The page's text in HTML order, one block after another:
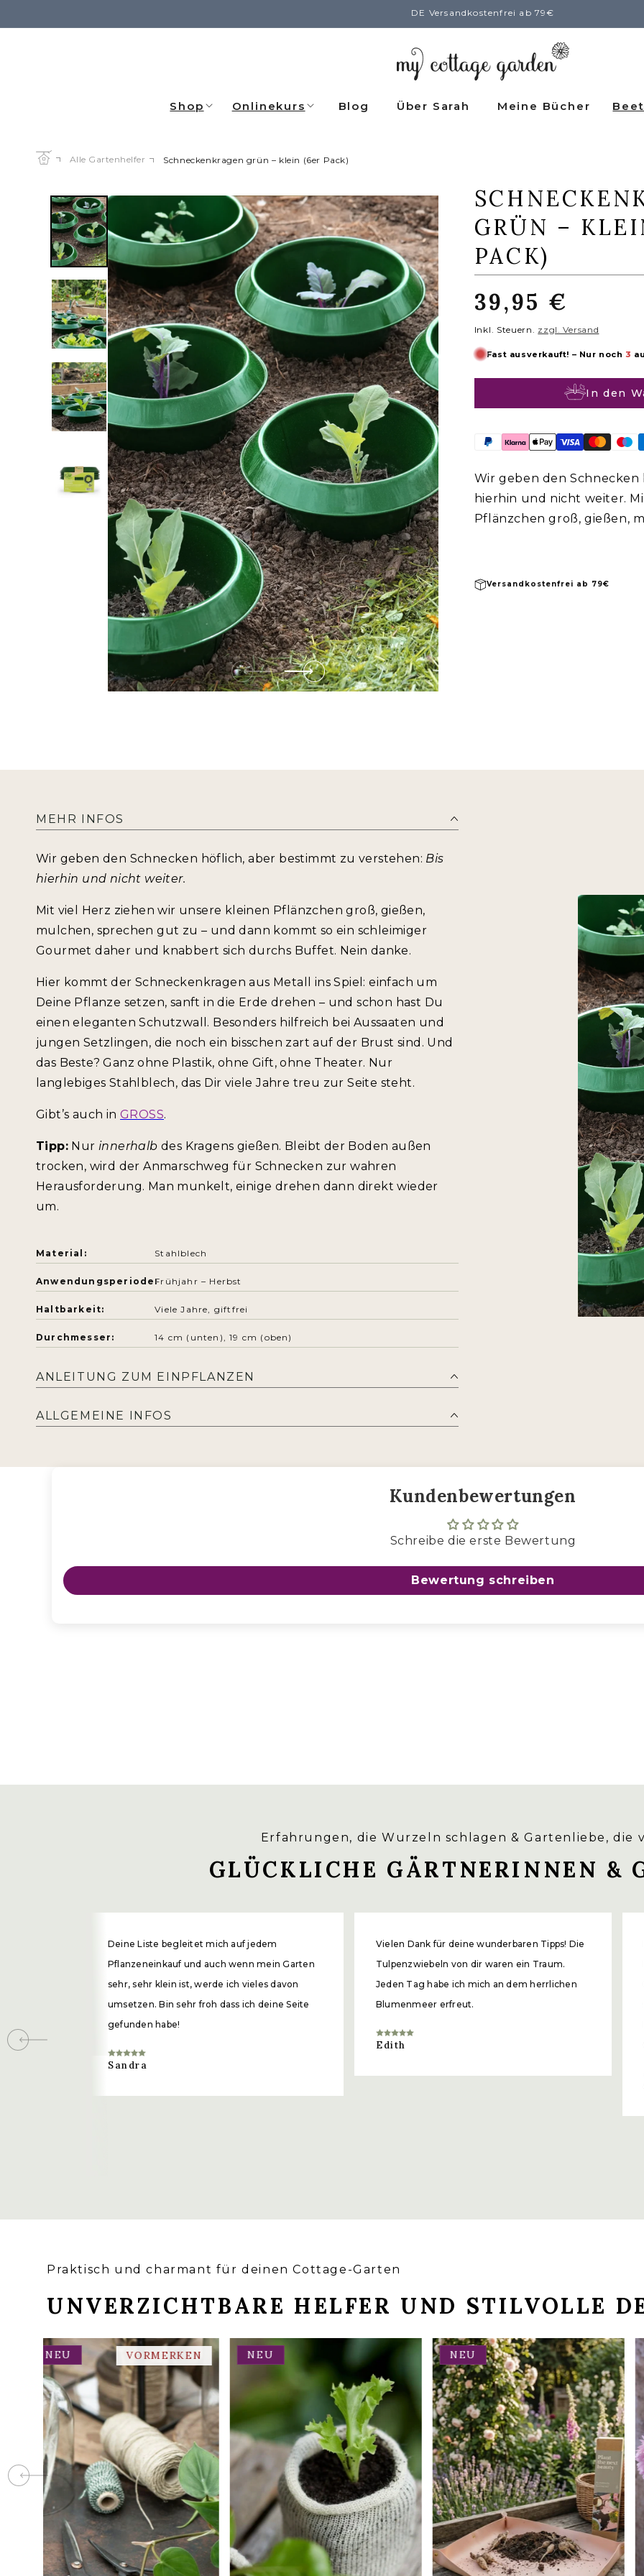
Inhalt
DE Versandkostenfrei ab 79€
Shop Onlinekurs Blog Über Sarah Meine Bücher
Alle Gartenhelfer Schneckenkragen grün – klein (6er Pack)
GRÜN –
PACK)
Normaler
Preis
39,95 €
Inkl. Steuern. zzgl. Versand
Fast ausverkauft! – Nur noch 3
In den
Wir geben den
hierhin und nicht weiter.
Pflänzchen groß, gießen,
Buffet. Nein danke. Hier
Spiel: einfach um Deine
Versandkostenfrei ab 79€
MEHR INFOS
Wir geben den Schnecken höflich, aber bestimmt zu verstehen: Bis
hierhin und nicht weiter.
Mit viel Herz ziehen wir unsere kleinen Pflänzchen groß, gießen,
mulchen, sprechen gut zu – und dann kommt so ein schleimiger
Gourmet daher und knabbert sich durchs Buffet. Nein danke.
Hier kommt der Schneckenkragen aus Metall ins Spiel: einfach um
Deine Pflanze setzen, sanft in die Erde drehen – und schon hast Du
einen eleganten Schutzwall. Besonders hilfreich bei Aussaaten und
jungen Setzlingen, die noch ein bisschen zart auf der Brust sind. Und
das Beste? Ganz ohne Plastik, ohne Gift, ohne Theater. Nur
langlebiges Stahlblech, das Dir viele Jahre treu zur Seite steht.
Gibt’s auch inGROSS.
Tipp: Nur innerhalb des Kragens gießen. Bleibt der Boden außen
trocken, wird der Anmarschweg für Schnecken zur wahren
Herausforderung. Man munkelt, einige drehen dann direkt wieder
um.
Material: Stahlblech
Anwendungsperiode:Frühjahr – Herbst
Haltbarkeit: Viele Jahre, giftfrei
Durchmesser: 14 cm (unten), 19 cm (oben)
ANLEITUNG ZUM EINPFLANZEN
ALLGEMEINE INFOS
Kundenbewertungen
Schreibe die erste Bewertung
Bewertung schreiben
Erfahrungen, die Wurzeln schlagen & Gartenliebe, die
GLÜCKLICHE GÄRTNERINNEN &
Deine Liste begleitet mich auf jedem
Pflanzeneinkauf und auch wenn mein Garten
sehr, sehr klein ist, werde ich vieles davon
umsetzen. Bin sehr froh dass ich deine Seite
gefunden habe!
Sandra
Vielen Dank für deine wunderbaren Tipps! Die
Tulpenzwiebeln von dir waren ein Traum.
Jeden Tag habe ich mich an dem herrlichen
Blumenmeer erfreut.
Edith
Praktisch und charmant für deinen Cottage-Garten
UNVERZICHTBARE HELFER UND STILVOLLE
VINTAGE SCHERE
VORMERKEN
NEU
WOOL POTS –
ANZUCHTTÖPFE AUS
SCHAFWOLLE (10 STÜCK)
NEU
PFLANZMATTE – ROSA
NEU